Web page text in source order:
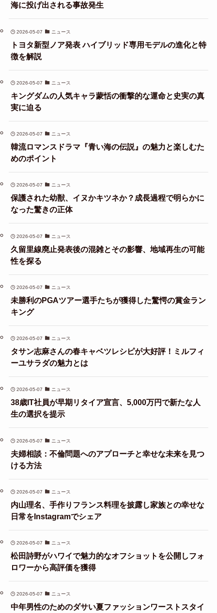
海に投げ出される事故発生
2026-05-07 ニュース
トヨタ新型ノア発表 ハイブリッド専用モデルの進化と特
徴を解説
2026-05-07 ニュース
キングダムの人気キャラ蒙恬の衝撃的な運命と史実の真
実に迫る
2026-05-07 ニュース
韓流ロマンスドラマ『青い海の伝説』の魅力と楽しむた
めのポイント
2026-05-07 ニュース
保護された幼獣、イヌかキツネか？成長過程で明らかに
なった驚きの正体
2026-05-07 ニュース
久留里線廃止発表後の混雑とその影響、地域再生の可能
性を探る
2026-05-07 ニュース
未勝利のPGAツアー選手たちが獲得した驚愕の賞金ラン
キング
2026-05-07 ニュース
タサン志麻さんの春キャベツレシピが大好評！ミルフィ
ーユサラダの魅力とは
2026-05-07 ニュース
38歳IT社員が早期リタイア宣言、5,000万円で新たな人
生の選択を提示
2026-05-07 ニュース
夫婦相談：不倫問題へのアプローチと幸せな未来を見つ
ける方法
2026-05-07 ニュース
内山理名、手作りフランス料理を披露し家族との幸せな
日常をInstagramでシェア
2026-05-07 ニュース
松田詩野がハワイで魅力的なオフショットを公開しフォ
ロワーから高評価を獲得
2026-05-07 ニュース
中年男性のためのダサい夏ファッションワーストスタイ